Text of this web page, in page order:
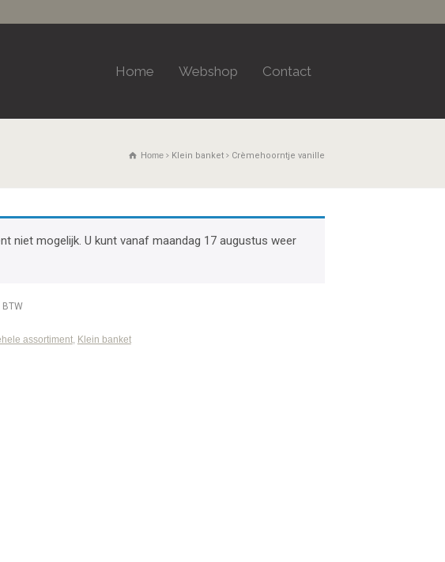
Home Webshop Contact
Home Klein banket Crèmehoorntje vanille
niet mogelijk. U kunt vanaf maandag 17 augustus weer
BTW
assortiment, Klein banket